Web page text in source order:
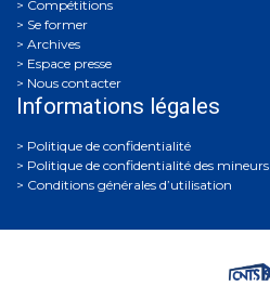
Compétitions
Se former
Archives
Espace presse
Nous contacter
Informations légales
Politique de confidentialité
Politique de confidentialité des mineurs
Conditions générales d’utilisation